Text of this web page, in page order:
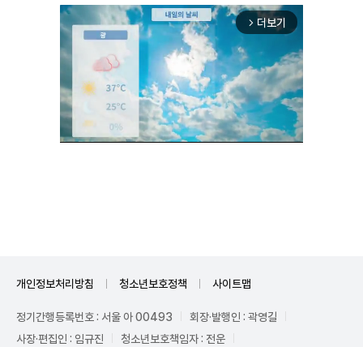
arrow_forward_ios 더보기
개인정보처리방침 청소년보호정책 사이트맵
정기간행등록번호 : 서울 아 00493
회장·발행인 : 곽영길
사장·편집인 : 임규진
청소년보호책임자 : 전운